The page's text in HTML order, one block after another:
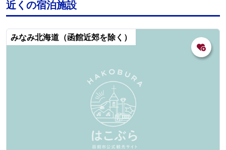
近くの宿泊施設
みなみ北海道（函館近郊を除く）